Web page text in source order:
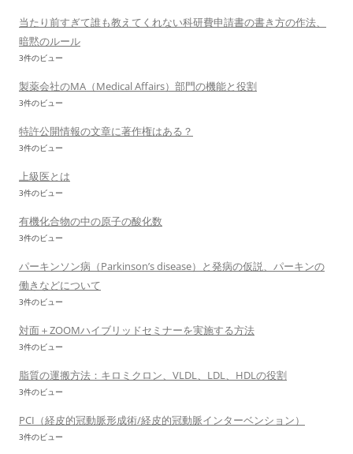
当たり前すぎて誰も教えてくれない科研費申請書の書き方の作法、
暗黙のルール
3件のビュー
製薬会社のMA（Medical Affairs）部門の機能と役割
3件のビュー
特許公開情報の文章に著作権はある？
3件のビュー
上級医とは
3件のビュー
有機化合物の中の原子の酸化数
3件のビュー
パーキンソン病（Parkinson’s disease）と発病の仮説、パーキンの
働きなどについて
3件のビュー
対面＋ZOOMハイブリッドセミナーを実施する方法
3件のビュー
脂質の運搬方法：キロミクロン、VLDL、LDL、HDLの役割
3件のビュー
PCI（経皮的冠動脈形成術/経皮的冠動脈インターベンション）
3件のビュー